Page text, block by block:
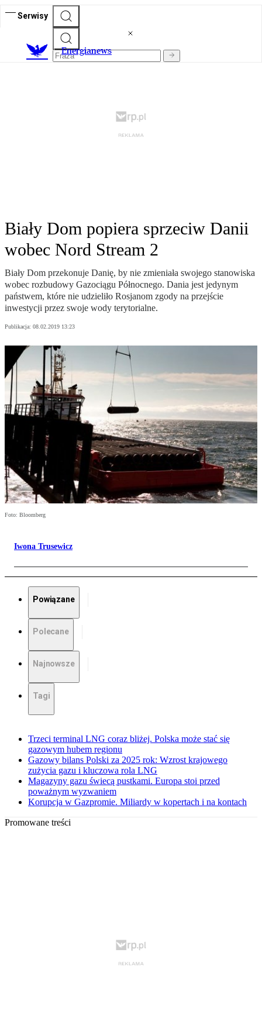
Serwisy
Energianews
Biały Dom popiera sprzeciw Danii
wobec Nord Stream 2
Biały Dom przekonuje Danię, by nie zmieniała swojego stanowiska
wobec rozbudowy Gazociągu Północnego. Dania jest jedynym
państwem, które nie udzieliło Rosjanom zgody na przejście
inwestycji przez swoje wody terytorialne.
Publikacja: 08.02.2019 13:23
Foto: Bloomberg
Iwona Trusewicz
Powiązane
Polecane
Najnowsze
Tagi
Trzeci terminal LNG coraz bliżej. Polska może stać się
gazowym hubem regionu
Gazowy bilans Polski za 2025 rok: Wzrost krajowego
zużycia gazu i kluczowa rola LNG
Magazyny gazu świecą pustkami. Europa stoi przed
poważnym wyzwaniem
Korupcja w Gazpromie. Miliardy w kopertach i na kontach
Promowane treści